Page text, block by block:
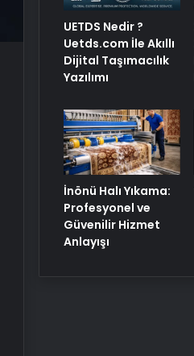
UETDS Nedir ?
Uetds.com İle Akıllı
Dijital Taşımacılık
Yazılımı
İnönü Halı Yıkama:
Profesyonel ve
Güvenilir Hizmet
Anlayışı